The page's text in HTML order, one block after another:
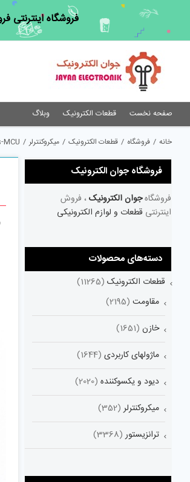
content
فروشگاه اینترنتی
صفحه نخست قطعات الکترونیک وبلاگ
خانه / فروشگاه / قطعات الکترونیک / میکروکنترلر /
فروشگاه جوان الکترونیک
فروشگاهجوان الکترونیک ، فروش
اینترنتی قطعات و لوازم الکترونیکی
دسته‌های محصولات
قطعات الکترونیک (11265)
مقاومت (2195)
خازن (1651)
ماژولهای کاربردی (1644)
دیود و یکسوکننده (2020)
میکروکنترلر (352)
ترانزیستور (3368)